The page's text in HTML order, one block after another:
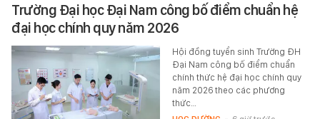
Trường Đại học Đại Nam công bố điểm chuẩn hệ
đại học chính quy năm 2026
Hội đồng tuyển sinh Trường ĐH
Đại Nam công bố điểm chuẩn
chính thức hệ đại học chính quy
năm 2026 theo các phương
thức…